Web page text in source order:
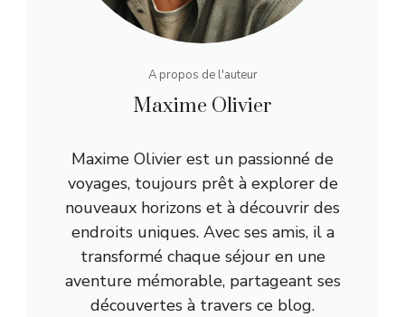
A propos de l'auteur
Maxime Olivier
Maxime Olivier est un passionné de
voyages, toujours prêt à explorer de
nouveaux horizons et à découvrir des
endroits uniques. Avec ses amis, il a
transformé chaque séjour en une
aventure mémorable, partageant ses
découvertes à travers ce blog.